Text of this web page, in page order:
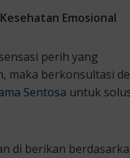
Emosional
perih yang
maka berkonsultasi
Sentosa untuk
di berikan